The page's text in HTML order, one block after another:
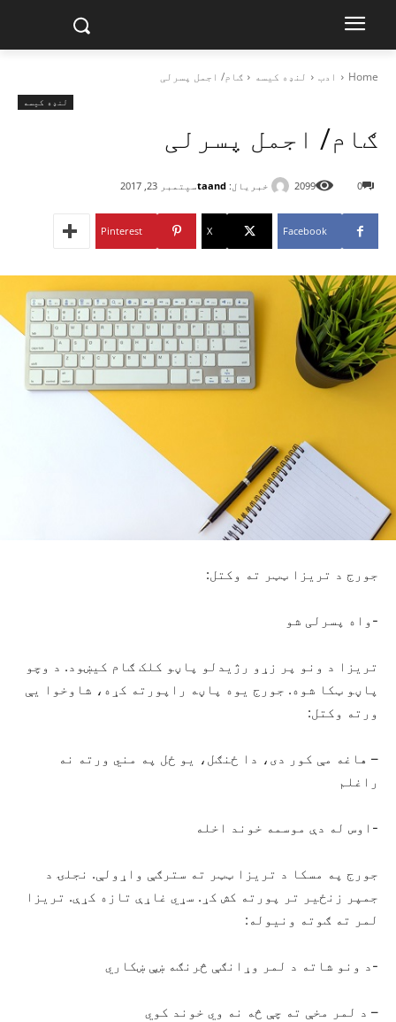
Home ادب لنډه کیسه ګام/ اجمل پسرلی
لنډه کیسه
ګام/ اجمل پسرلی
خبریال: taandسپتمبر 23, 2017 0
2099
Facebook
X
Pinterest
جورج د تریزا ټټر ته وکتل:
-واه پسرلی شو
تریزا د ونو پر زړو رژیدلو پاڼو کلک ګام کیښود. د وچو
پاڼو ټکا شوه. جورج یوه پاڼه راپورته کړه، شاوخوا یې
ورته وکتل:
– هاغه مې کور دی، دا ځنګل، یو ځل په مني ورته نه
راغلم
-اوس له دې موسمه خوند اخله
جورج په مسکا د تریزا ټټر ته سترګې واړولې. نجلۍ د
جمپر زنځیر تر پورته کش کړ. سړي غاړې تازه کړې. تریزا
لمر ته ګوته ونیوله:
-د ونو شاته د لمر وړانګې څرنګه ښې ښکاري
– د لمر مخې ته چې څه نه وي خوند کوي